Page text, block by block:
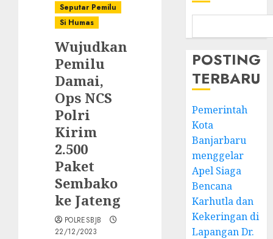
Seputar Pemilu
Si Humas
Wujudkan
Pemilu
Damai,
Ops NCS
Polri
Kirim
2.500
Paket
Sembako
ke Jateng
POLRESBJB
22/12/2023
POSTING
TERBARU
Pemerintah
Kota
Banjarbaru
menggelar
Apel Siaga
Bencana
Karhutla dan
Kekeringan di
Lapangan Dr.